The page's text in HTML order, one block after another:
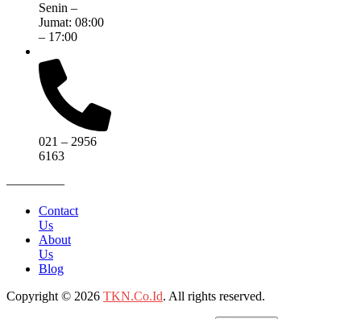
Senin –
Jumat: 08:00
– 17:00
021 – 2956
6163
————–
Contact
Us
About
Us
Blog
Copyright © 2026 TKN.Co.Id. All rights reserved.